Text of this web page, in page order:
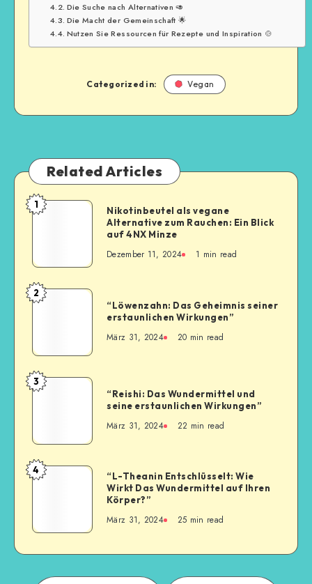
Die Suche nach Alternativen 🥑
Die Macht der Gemeinschaft 🌟
Nutzen Sie Ressourcen für Rezepte und Inspiration 🍲
Categorized in: Vegan
Related Articles
1
Nikotinbeutel als vegane
Alternative zum Rauchen: Ein Blick
auf 4NX Minze
Dezember 11, 2024 1 min read
2
“Löwenzahn: Das Geheimnis seiner
erstaunlichen Wirkungen”
März 31, 2024 20 min read
3
“Reishi: Das Wundermittel und
seine erstaunlichen Wirkungen”
März 31, 2024 22 min read
4
“L-Theanin Entschlüsselt: Wie
Wirkt Das Wundermittel auf Ihren
Körper?”
März 31, 2024 25 min read